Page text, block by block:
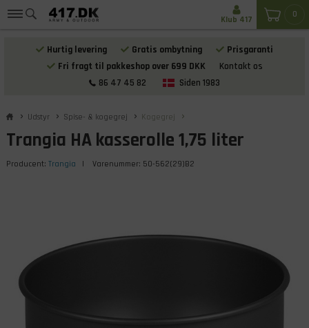
Hurtig levering Gratis ombytning
Prisgaranti
Fri fragt til pakkeshop over 699 DKK
Kontakt os
86 47 45 82
Siden 1983
0
Klub 417
Udstyr Spise- & kogegrej Kogegrej
Trangia HA kasserolle 1,75 liter
Producent: Trangia | Varenummer: 50-562(29)B2